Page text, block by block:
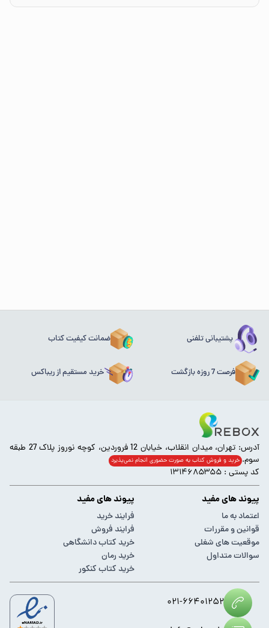
پشتیبانی تلفنی ضمانت کیفیت کتاب
فرصت 7 روزه بازگشت خرید مستقیم از ریباکس
آدرس: تهران، میدان انقلاب، خیابان 12 فروردین، کوچه نوروز پلاک 27 طبقه
سوم. خرید و فروش کتاب به صورت حضوری انجام‌ نمی‌پذیرد
کد پستی : ۱۳۱۴۶۸۵۳۵۵
پیوند های مفید
اعتماد به ما
قوانین و مقررات
موقعیت های شغلی
سوالات متداول
پیوند های مفید
فرایند خرید
فرایند فروش
خرید کتاب دانشگاهی
خرید رمان
خرید کتاب کنکور
۰۲۱-۶۶۴۰۱۲۵۲